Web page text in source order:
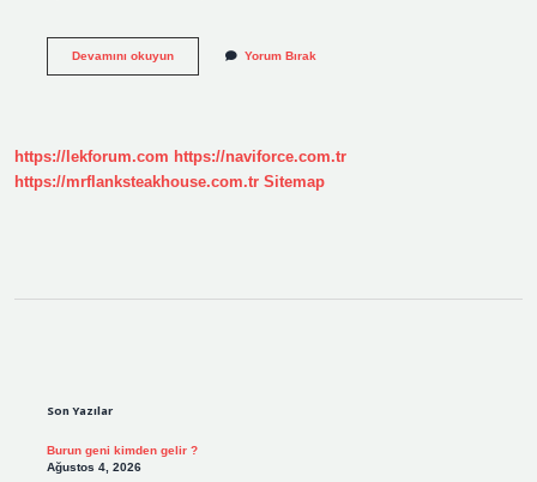
Devamını okuyun2024
Yorum Bırak
https://lekforum.com https://naviforce.com.tr
https://mrflanksteakhouse.com.tr Sitemap
Son Yazılar
Burun geni kimden gelir ?
Ağustos 4, 2026